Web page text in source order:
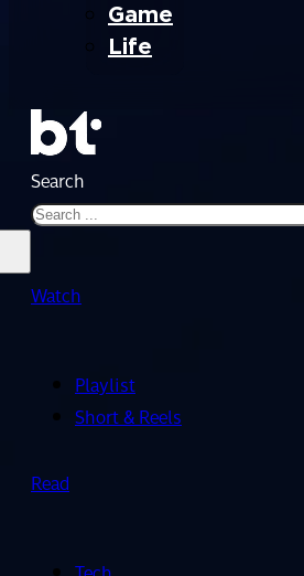
Game
Life
Search
Watch
Playlist
Short & Reels
Read